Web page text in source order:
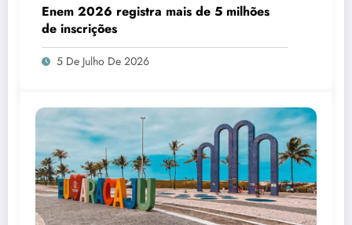
Enem 2026 registra mais de 5 milhões
de inscrições
5 De Julho De 2026